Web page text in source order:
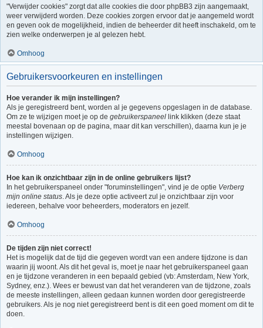
"Verwijder cookies" zorgt dat alle cookies die door phpBB3 zijn aangemaakt,
weer verwijderd worden. Deze cookies zorgen ervoor dat je aangemeld wordt
en geven ook de mogelijkheid, indien de beheerder dit heeft inschakeld, om te
zien welke onderwerpen je al gelezen hebt.
Omhoog
Gebruikersvoorkeuren en instellingen
Hoe verander ik mijn instellingen?
Als je geregistreerd bent, worden al je gegevens opgeslagen in de database.
Om ze te wijzigen moet je op de gebruikerspaneel link klikken (deze staat
meestal bovenaan op de pagina, maar dit kan verschillen), daarna kun je je
instellingen wijzigen.
Omhoog
Hoe kan ik onzichtbaar zijn in de online gebruikers lijst?
In het gebruikerspaneel onder "foruminstellingen", vind je de optie Verberg
mijn online status. Als je deze optie activeert zul je onzichtbaar zijn voor
iedereen, behalve voor beheerders, moderators en jezelf.
Omhoog
De tijden zijn niet correct!
Het is mogelijk dat de tijd die gegeven wordt van een andere tijdzone is dan
waarin jij woont. Als dit het geval is, moet je naar het gebruikerspaneel gaan
en je tijdzone veranderen in een bepaald gebied (vb: Amsterdam, New York,
Sydney, enz.). Wees er bewust van dat het veranderen van de tijdzone, zoals
de meeste instellingen, alleen gedaan kunnen worden door geregistreerde
gebruikers. Als je nog niet geregistreerd bent is dit een goed moment om dit te
doen.